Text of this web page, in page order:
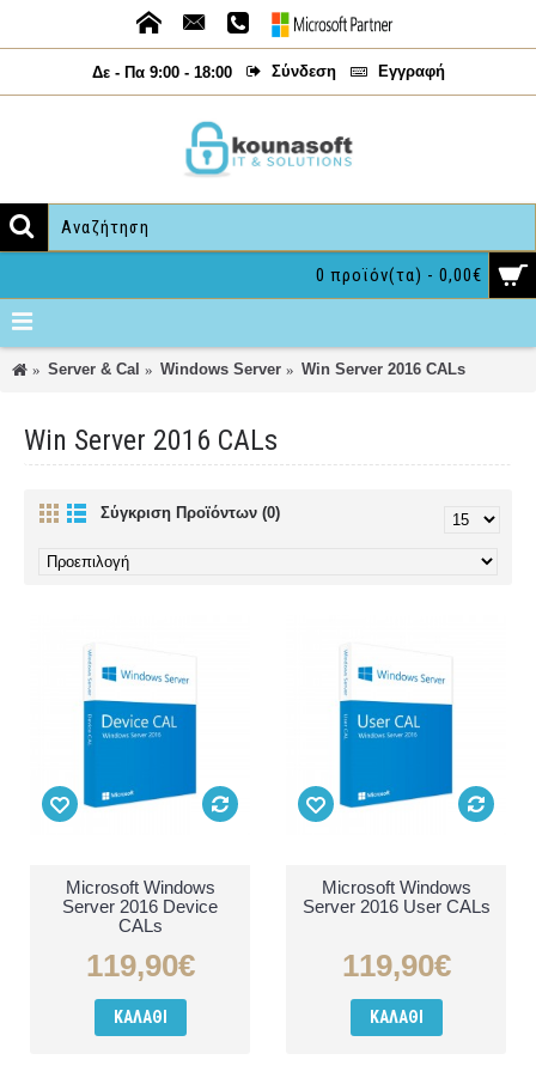
Δε - Πα 9:00 - 18:00 Σύνδεση Εγγραφή
0 προϊόν(τα) - 0,00€
Server & Cal Windows Server Win Server 2016 CALs
Win Server 2016 CALs
Σύγκριση Προϊόντων (0)
Microsoft Windows
Server 2016 Device
CALs
119,90€
ΚΑΛΆΘΙ
Microsoft Windows
Server 2016 User CALs
119,90€
ΚΑΛΆΘΙ